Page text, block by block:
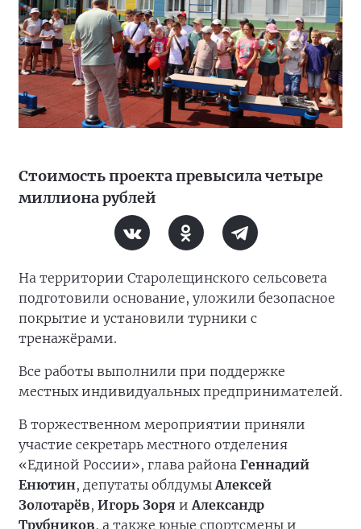
Стоимость проекта превысила четыре
миллиона рублей
На территории Старолещинского сельсовета
подготовили основание, уложили безопасное
покрытие и установили турники с
тренажёрами.
Все работы выполнили при поддержке
местных индивидуальных предпринимателей.
В торжественном мероприятии приняли
участие секретарь местного отделения
«Единой России», глава района Геннадий
Енютин, депутаты облдумыАлексей
Золотарёв, Игорь Зоря иАлександр
Трубников, а также юные спортсмены и